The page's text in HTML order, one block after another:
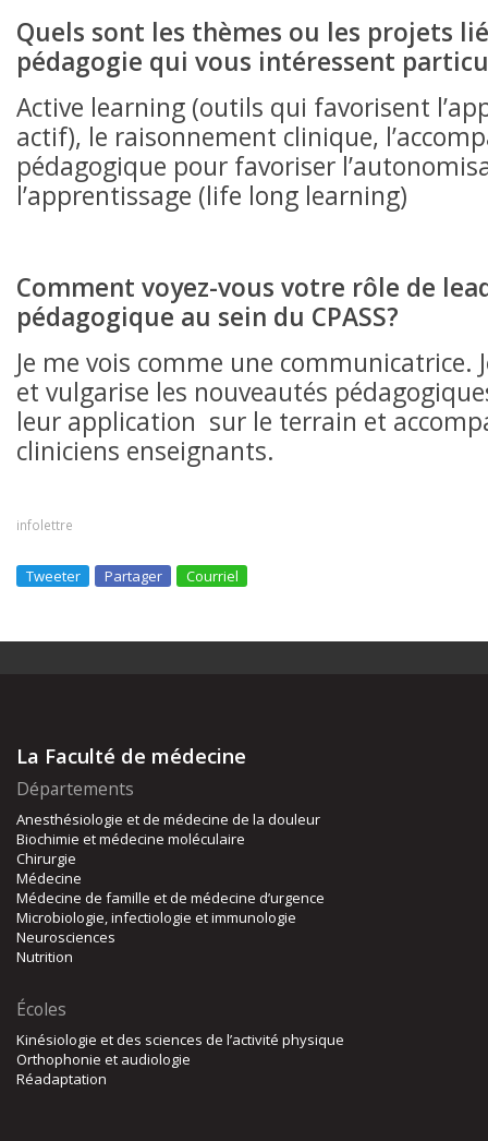
Quels sont les thèmes ou les projets
pédagogie qui vous intéressent
Active learning (outils qui favorisent
actif), le raisonnement clinique,
pédagogique pour favoriser
l’apprentissage (life long learning)
Comment voyez-vous votre rôle de
pédagogique au sein du CPASS?
Je me vois comme une communicatrice.
et vulgarise les nouveautés
leur application sur le terrain et
cliniciens enseignants.
infolettre
Tweeter Partager Courriel
La Faculté de médecine
Départements
Anesthésiologie et de médecine de la douleur
Biochimie et médecine moléculaire
Chirurgie
Médecine
Médecine de famille et de médecine d’urgence
Microbiologie, infectiologie et immunologie
Neurosciences
Nutrition
Écoles
Kinésiologie et des sciences de l’activité physique
Orthophonie et audiologie
Réadaptation